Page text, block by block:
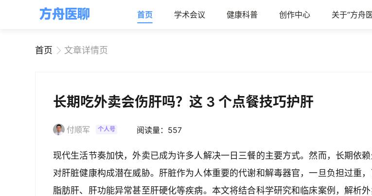
首页 学术会议 健康科普 创作中心 关于“方舟
首页 文章详情页
长期吃外卖会伤肝吗？这 3 个点餐技巧护肝
付顺军 个人号 阅读量：557
现代生活节奏加快，外卖已成为许多人解决一日三餐的主要方式。然而，长期依
对肝脏健康构成潜在威胁。肝脏作为人体重要的代谢和解毒器官，一旦负担过重
脂肪肝、肝功能异常甚至肝硬化等疾病。本文将结合科学研究和临床案例，解析